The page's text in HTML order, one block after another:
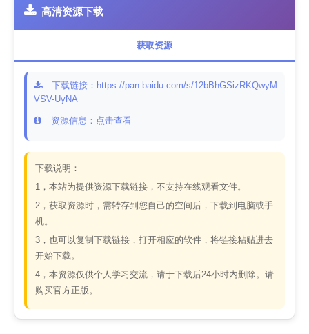
高清资源下载
获取资源
下载链接：https://pan.baidu.com/s/12bBhGSizRKQwyM
VSV-UyNA
资源信息：点击查看
下载说明：
1，本站为提供资源下载链接，不支持在线观看文件。
2，获取资源时，需转存到您自己的空间后，下载到电脑或手
机。
3，也可以复制下载链接，打开相应的软件，将链接粘贴进去
开始下载。
4，本资源仅供个人学习交流，请于下载后24小时内删除。请
购买官方正版。